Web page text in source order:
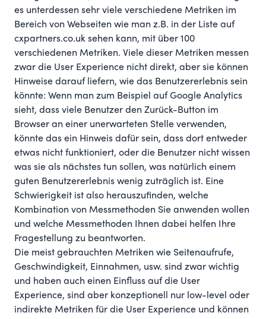
es unterdessen sehr viele verschiedene Metriken im
Bereich von Webseiten wie man z.B. in der Liste auf
cxpartners.co.uk sehen kann, mit über 100
verschiedenen Metriken. Viele dieser Metriken messen
zwar die User Experience nicht direkt, aber sie können
Hinweise darauf liefern, wie das Benutzererlebnis sein
könnte: Wenn man zum Beispiel auf Google Analytics
sieht, dass viele Benutzer den Zurück-Button im
Browser an einer unerwarteten Stelle verwenden,
könnte das ein Hinweis dafür sein, dass dort entweder
etwas nicht funktioniert, oder die Benutzer nicht wissen
was sie als nächstes tun sollen, was natürlich einem
guten Benutzererlebnis wenig zuträglich ist. Eine
Schwierigkeit ist also herauszufinden, welche
Kombination von Messmethoden Sie anwenden wollen
und welche Messmethoden Ihnen dabei helfen Ihre
Fragestellung zu beantworten.
Die meist gebrauchten Metriken wie Seitenaufrufe,
Geschwindigkeit, Einnahmen, usw. sind zwar wichtig
und haben auch einen Einfluss auf die User
Experience, sind aber konzeptionell nur low-level oder
indirekte Metriken für die User Experience und können